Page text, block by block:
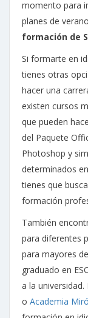
momento para
planes de
formación de
Si formarte en
tienes otras
hacer una
existen cursos
que pueden
del Paquete
Photoshop y
determinados
tienes que
formación
También
para diferentes
para mayores
graduado en
a la
o Academia Miró